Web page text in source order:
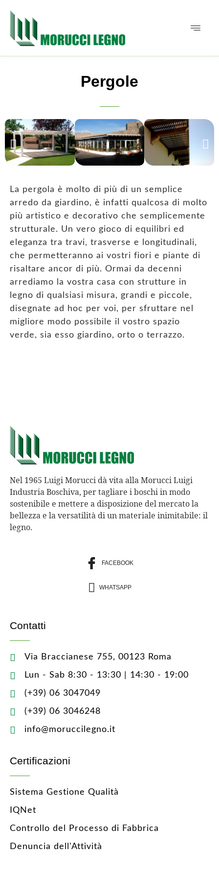
Pergole
La pergola è molto di più di un semplice
arredo da giardino, è infatti qualcosa di molto
più artistico e decorativo che semplicemente
strutturale. Un vero gioco di equilibri ed
eleganza tra travi, trasverse e longitudinali,
che permetteranno ai vostri fiori e piante di
risaltare ancor di più. Ormai da decenni
arrediamo la vostra casa con strutture in
legno di qualsiasi misura, grandi e piccole,
disegnate ad hoc per voi, per sfruttare nel
migliore modo possibile il vostro spazio
verde, sia esso giardino, orto o terrazzo.
Nel 1965 Luigi Morucci dà vita alla Morucci Luigi
Industria Boschiva, per tagliare i boschi in modo
sostenibile e mettere a disposizione del mercato la
bellezza e la versatilità di un materiale inimitabile: il
legno.
FACEBOOK
WHATSAPP
Contatti
Via Braccianese 755, 00123 Roma
Lun - Sab 8:30 - 13:30 | 14:30 - 19:00
(+39) 06 3047049
(+39) 06 3046248
info@moruccilegno.it
Certificazioni
Sistema Gestione Qualità
IQNet
Controllo del Processo di Fabbrica
Denuncia dell'Attività